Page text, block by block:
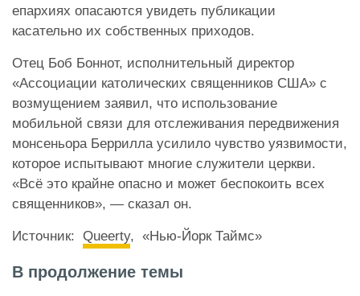
епархиях опасаются увидеть публикации
касательно их собственных приходов.
Отец Боб Боннот, исполнительный директор
«Ассоциации католических священников США» с
возмущением заявил, что использование
мобильной связи для отслеживания передвижения
монсеньора Беррилла усилило чувство уязвимости,
которое испытывают многие служители церкви.
«Всё это крайне опасно и может беспокоить всех
священников», — сказал он.
Источник: Queerty, «Нью-Йорк Таймс»
В продолжение темы